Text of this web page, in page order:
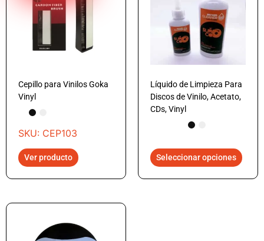
Cepillo para Vinilos Goka
Vinyl
SKU: CEP103
Ver producto
Líquido de Limpieza Para
Discos de Vinilo, Acetato,
CDs, Vinyl
Seleccionar opciones